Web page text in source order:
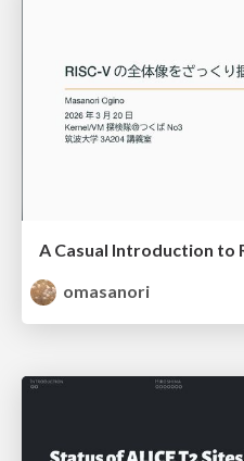
A Casual Introduction to
omasanori